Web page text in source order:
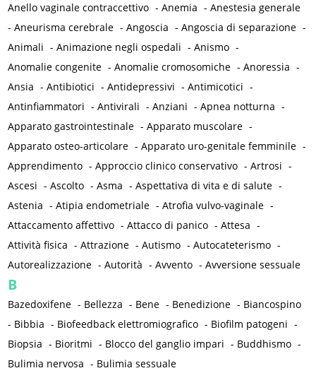
Anello vaginale contraccettivo -Anemia -Anestesia generale
-Aneurisma cerebrale -Angoscia -Angoscia di separazione -
Animali -Animazione negli ospedali -Anismo -
Anomalie congenite -Anomalie cromosomiche -Anoressia -
Ansia -Antibiotici -Antidepressivi -Antimicotici -
Antinfiammatori -Antivirali -Anziani -Apnea notturna -
Apparato gastrointestinale -Apparato muscolare -
Apparato osteo-articolare -Apparato uro-genitale femminile -
Apprendimento -Approccio clinico conservativo -Artrosi -
Ascesi -Ascolto -Asma -Aspettativa di vita e di salute -
Astenia -Atipia endometriale -Atrofia vulvo-vaginale -
Attaccamento affettivo -Attacco di panico -Attesa -
Attività fisica -Attrazione -Autismo -Autocateterismo -
Autorealizzazione -Autorità -Avvento -Avversione sessuale
B
Bazedoxifene - Bellezza - Bene - Benedizione - Biancospino
- Bibbia - Biofeedback elettromiografico - Biofilm patogeni -
Biopsia - Bioritmi - Blocco del ganglio impari - Buddhismo -
Bulimia nervosa - Bulimia sessuale